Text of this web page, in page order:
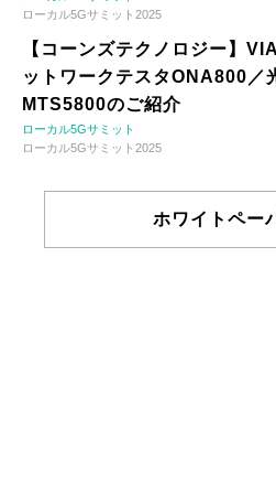
ローカル5Gサミット2025
【コーンズテクノロジー】
ットワークテスタONA800／
MTS5800のご紹介
ローカル5Gサミット
ローカル5Gサミット2025
ホワイトペー